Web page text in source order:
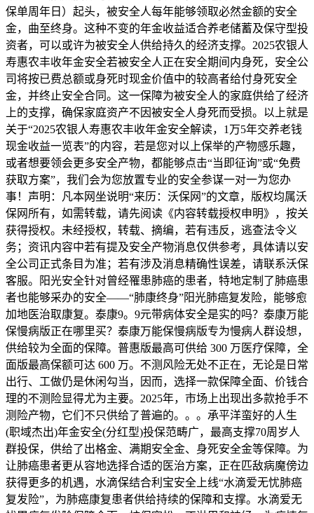
保单周年日）起头，被安全人每年能够领取必然金额的安全
金，曲至终身。这种不变的年金收益适合养老储蓄及保守型投
资者，可以或许为被安全人供给持久的经济支撑。2025农银人
寿惠农丰收年金安全若被安全人正在安全期间内身死，安全公
司将按已费总额或身死时现金价值中的较高者给付身死安全
金，并终止安全合同。这一保障为被安全人的家庭供给了经济
上的支撑，确保家庭资产不因被安全人身死而受损。以上就是
关于“2025农银人寿惠农丰收年金安全解读，1万5年交养老钱
现金收益一览表”的内容，若是您对以上保举的产物感乐趣，
或者想要领会更多安全产物，都能够点击“当即征询”或“免费
获取方案”，我们会为您放置专业的安全参谋一对一为您办
事！声明：凡本网坐说明“来历：沃保网”的文章，版权均属沃
保网所有，如需转载，请先阅读《内容转载授权申明》，按关
获得授权。未经授权，转载、摘编，若有违反，逃查法令义
务；资讯内容中若有提及安全产物消息仅供参考，具体请以安
全公司正式条目为准；若有涉及消息精确性误差，请联系沃保
客服。阳光安全针对曾经罹患肺癌的患者，特地定制了肺癌患
者也能够采办的安全——“肺康终身”阳光肺癌复发险，能够愈
加地医治取康复。泰康9。9元带病体安全是实的吗？泰康万能
保慢病版正在哪里买？泰康万能保慢病版专为慢病人群设想，
供给较为全面的保障。普惠版最高可供给 300 万医疗保障，全
面版最高保额可达 600 万。不测风险无处不正在，无论是日常
出行、工做仍是休闲勾当，因而，选择一款保障全面、价钱合
理的不测险显得尤为主要。2025年，市场上出现出多款抢手不
测险产物，它们不只供给了普遍的。。。承平洋蛮好的人生
(职域杰出)年金安全(分红型)投保范畴广，最高支撑70周岁人
群投保，供给了出格金、满期安全金、身死安全金等保障。为
让肺癌患者更从容地选择合适的医治方案，正在匹敌病魔傍边
获得更多的机遇，水滴保结合利宝安全上线“水滴爱无忧肺癌
复发险”，为肺癌康复患者供给持续的保障和支撑。水滴爱无